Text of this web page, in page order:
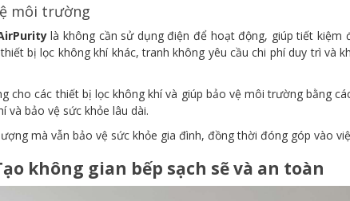
môi trường
là không cần sử dụng điện để hoạt động, giúp tiết kiệm
bị lọc không khí khác, tranh không yêu cầu chi phí duy trì và
cho các thiết bị lọc không khí và giúp bảo vệ môi trường bằng
và bảo vệ sức khỏe lâu dài.
mà vẫn bảo vệ sức khỏe gia đình, đồng thời đóng góp vào
không gian bếp sạch sẽ và an toàn